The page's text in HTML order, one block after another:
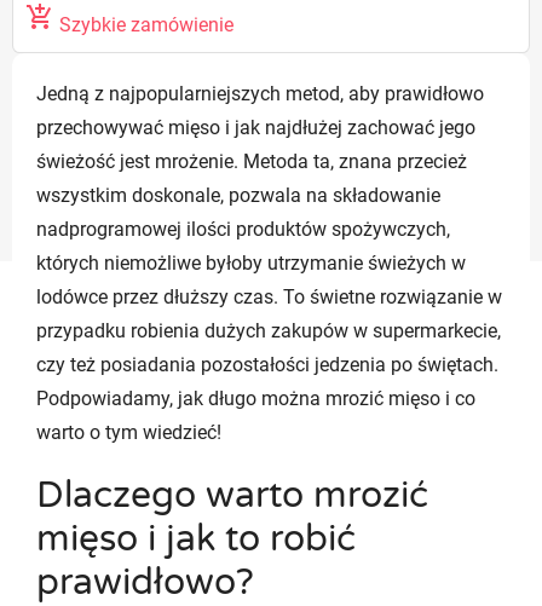
Jedną z najpopularniejszych metod, aby prawidłowo
przechowywać mięso i jak najdłużej zachować jego
świeżość jest mrożenie. Metoda ta, znana przecież
wszystkim doskonale, pozwala na składowanie
nadprogramowej ilości produktów spożywczych,
których niemożliwe byłoby utrzymanie świeżych w
lodówce przez dłuższy czas. To świetne rozwiązanie w
przypadku robienia dużych zakupów w supermarkecie,
czy też posiadania pozostałości jedzenia po świętach.
Podpowiadamy, jak długo można mrozić mięso i co
warto o tym wiedzieć!
Dlaczego warto mrozić
mięso i jak to robić
prawidłowo?
 Szybkie zamówienie